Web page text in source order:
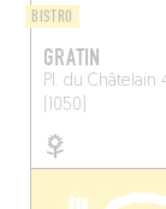
BISTRO
GRATIN
Pl. du Châtelain
(1050)